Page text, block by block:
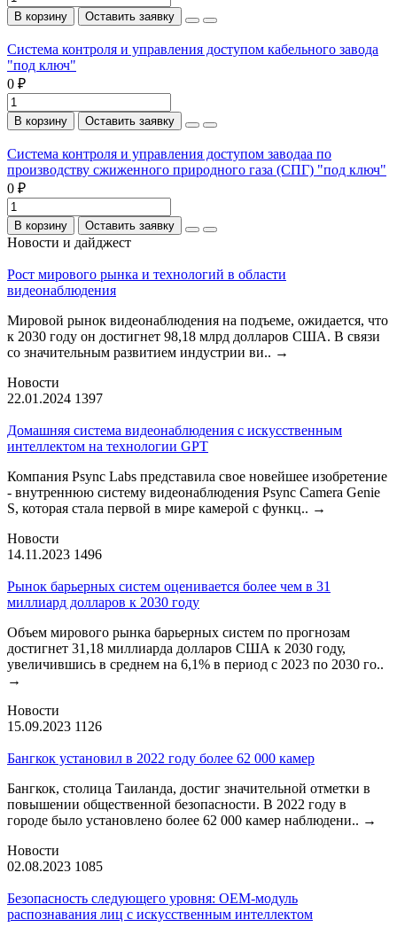
В корзину Оставить заявку
Система контроля и управления доступом кабельного завода
"под ключ"
0 ₽
В корзину Оставить заявку
Система контроля и управления доступом заводаа по
производству сжиженного природного газа (СПГ) "под ключ"
0 ₽
В корзину Оставить заявку
Новости и дайджест
Рост мирового рынка и технологий в области
видеонаблюдения
Мировой рынок видеонаблюдения на подъеме, ожидается, что
к 2030 году он достигнет 98,18 млрд долларов США. В связи
со значительным развитием индустрии ви.. →
Новости
22.01.2024 1397
Домашняя система видеонаблюдения с искусственным
интеллектом на технологии GPT
Компания Psync Labs представила свое новейшее изобретение
- внутреннюю систему видеонаблюдения Psync Camera Genie
S, которая стала первой в мире камерой с функц.. →
Новости
14.11.2023 1496
Рынок барьерных систем оценивается более чем в 31
миллиард долларов к 2030 году
Объем мирового рынка барьерных систем по прогнозам
достигнет 31,18 миллиарда долларов США к 2030 году,
увеличившись в среднем на 6,1% в период с 2023 по 2030 го..
→
Новости
15.09.2023 1126
Бангкок установил в 2022 году более 62 000 камер
Бангкок, столица Таиланда, достиг значительной отметки в
повышении общественной безопасности. В 2022 году в
городе было установлено более 62 000 камер наблюдени.. →
Новости
02.08.2023 1085
Безопасность следующего уровня: OEM-модуль
распознавания лиц с искусственным интеллектом